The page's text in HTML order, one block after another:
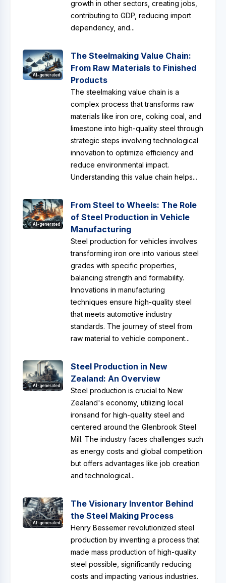
growth in other sectors, creating jobs,
contributing to GDP, reducing import
dependency, and...
AI-generated
The Steelmaking Value Chain:
From Raw Materials to Finished
Products
The steelmaking value chain is a
complex process that transforms raw
materials like iron ore, coking coal, and
limestone into high-quality steel through
strategic steps involving technological
innovation to optimize efficiency and
reduce environmental impact.
Understanding this value chain helps...
AI-generated
From Steel to Wheels: The Role
of Steel Production in Vehicle
Manufacturing
Steel production for vehicles involves
transforming iron ore into various steel
grades with specific properties,
balancing strength and formability.
Innovations in manufacturing
techniques ensure high-quality steel
that meets automotive industry
standards. The journey of steel from
raw material to vehicle component...
AI-generated
Steel Production in New
Zealand: An Overview
Steel production is crucial to New
Zealand's economy, utilizing local
ironsand for high-quality steel and
centered around the Glenbrook Steel
Mill. The industry faces challenges such
as energy costs and global competition
but offers advantages like job creation
and technological...
AI-generated
The Visionary Inventor Behind
the Steel Making Process
Henry Bessemer revolutionized steel
production by inventing a process that
made mass production of high-quality
steel possible, significantly reducing
costs and impacting various industries.